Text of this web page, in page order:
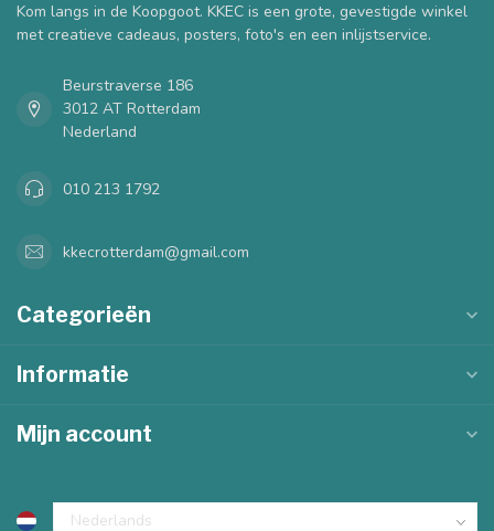
Kom langs in de Koopgoot. KKEC is een grote, gevestigde winkel
met creatieve cadeaus, posters, foto's en een inlijstservice.
Beurstraverse 186
3012 AT Rotterdam
Nederland
010 213 1792
kkecrotterdam@gmail.com
Categorieën
Informatie
Mijn account